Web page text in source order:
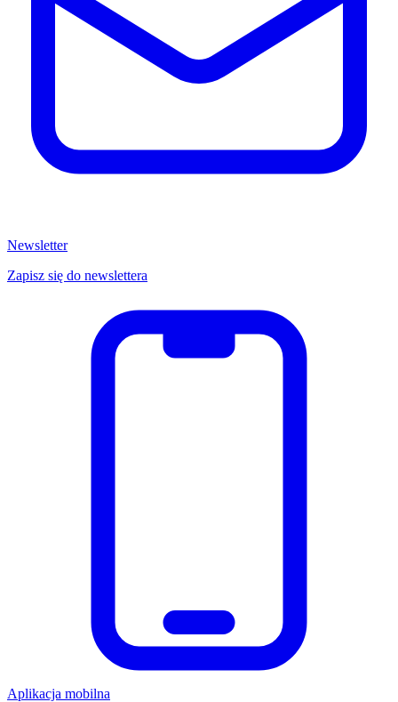
Newsletter
Zapisz się do newslettera
Aplikacja mobilna